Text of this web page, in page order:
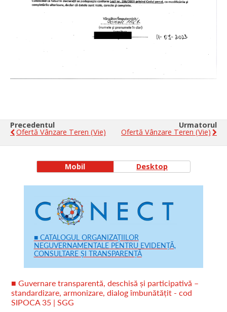
Precedentul
Ofertă Vânzare Teren (vie)
Urmatorul
Ofertă Vânzare Teren (vie)
Mobil Desktop
■ CATALOGUL ORGANIZAȚIILOR
NEGUVERNAMENTALE PENTRU EVIDENȚĂ,
CONSULTARE ȘI TRANSPARENȚĂ
■ Guvernare transparentă, deschisă și participativă –
standardizare, armonizare, dialog îmbunătățit - cod
SIPOCA 35 | SGG